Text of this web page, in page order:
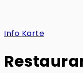
Info Karte